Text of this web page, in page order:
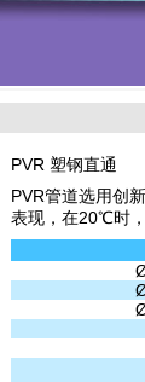
PVR 塑钢直通
PVR管道选用创
表现，在20℃时